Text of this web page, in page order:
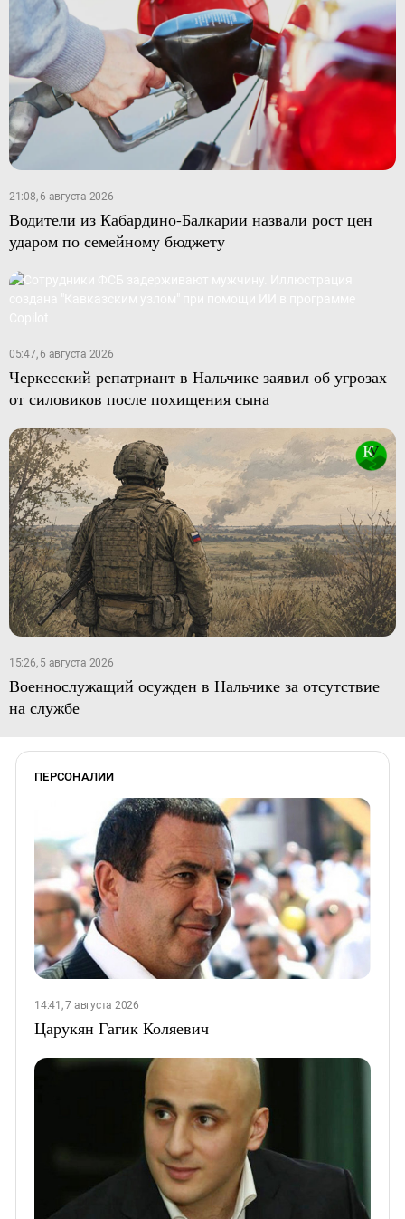
21:08, 6 августа 2026
Водители из Кабардино-Балкарии назвали рост цен
ударом по семейному бюджету
05:47, 6 августа 2026
Черкесский репатриант в Нальчике заявил об угрозах
от силовиков после похищения сына
15:26, 5 августа 2026
Военнослужащий осужден в Нальчике за отсутствие
на службе
ПЕРСОНАЛИИ
14:41, 7 августа 2026
Царукян Гагик Коляевич